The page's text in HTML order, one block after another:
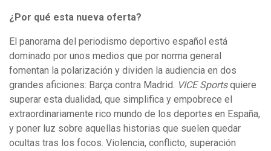
¿Por qué esta nueva oferta?
El panorama del periodismo deportivo español está
dominado por unos medios que por norma general
fomentan la polarización y dividen la audiencia en dos
grandes aficiones: Barça contra Madrid. VICE Sportsquiere
superar esta dualidad, que simplifica y empobrece el
extraordinariamente rico mundo de los deportes en España,
y poner luz sobre aquellas historias que suelen quedar
ocultas tras los focos. Violencia, conflicto, superación